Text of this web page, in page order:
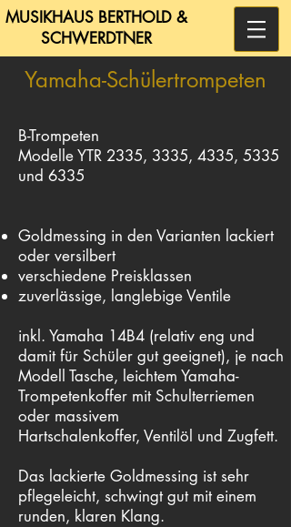
MUSIKHAUS BERTHOLD &
SCHWERDTNER
Yamaha-Schülertrompeten
B-Trompeten
Modelle YTR 2335, 3335, 4335, 5335
und 6335
Goldmessing in den Varianten lackiert
oder versilbert
verschiedene Preisklassen
zuverlässige, langlebige Ventile
inkl. Yamaha 14B4 (relativ eng und
damit für Schüler gut geeignet), je nach
Modell Tasche, leichtem Yamaha-
Trompetenkoffer mit Schulterriemen
oder massivem
Hartschalenkoffer, Ventilöl und Zugfett.
Das lackierte Goldmessing ist sehr
pflegeleicht, schwingt gut mit einem
runden, klaren Klang.